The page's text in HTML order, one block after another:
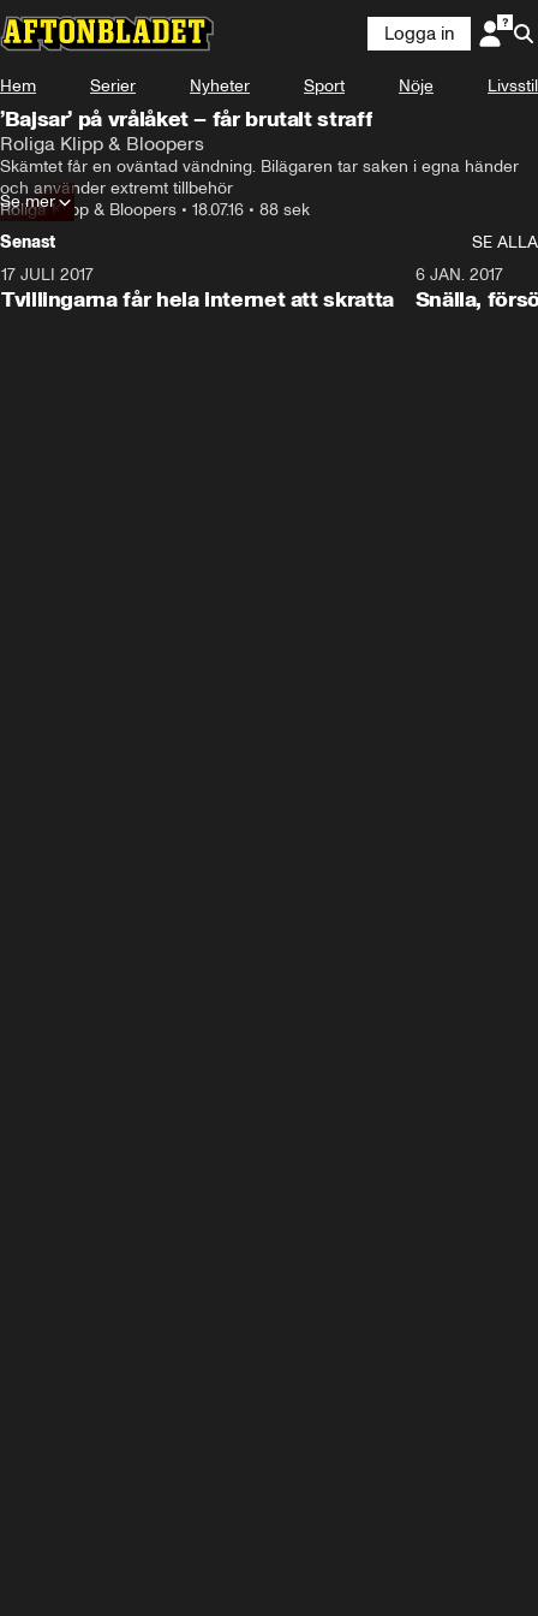
Logga in
Hem Serier Nyheter Sport Nöje Livsstil
’Bajsar’ på vrålåket – får brutalt straff
Roliga Klipp & Bloopers
Skämtet får en oväntad vändning. Bilägaren tar saken i egna händer
och använder extremt tillbehör
Roliga Klipp & Bloopers • 18.07.16 • 88 sek
Se mer
Senast
SE ALLA
17 JULI 2017
Tvillingarna får hela internet att skratta
6 JAN. 2017
Snälla,